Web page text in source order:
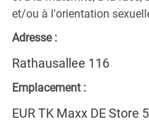
et/ou à l'orientation
Adresse :
Rathausallee 116
Emplacement :
EUR TK Maxx DE Store